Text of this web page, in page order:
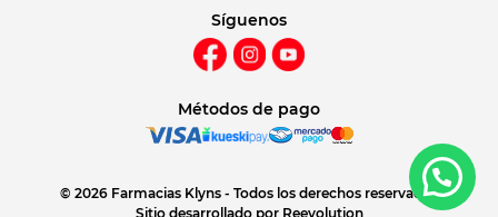
Síguenos
Métodos de pago
© 2026 Farmacias Klyns - Todos los derechos reservados
Sitio desarrollado por Reevolution